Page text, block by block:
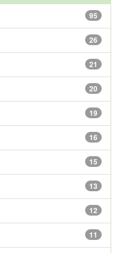
95
26
21
20
19
16
15
13
12
11